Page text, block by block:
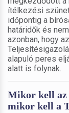
ítélkezési
időpontig a
határidők és
azonban, hogy
alapuló peres
alatt is folynak.
Mikor kell az
mikor kell a